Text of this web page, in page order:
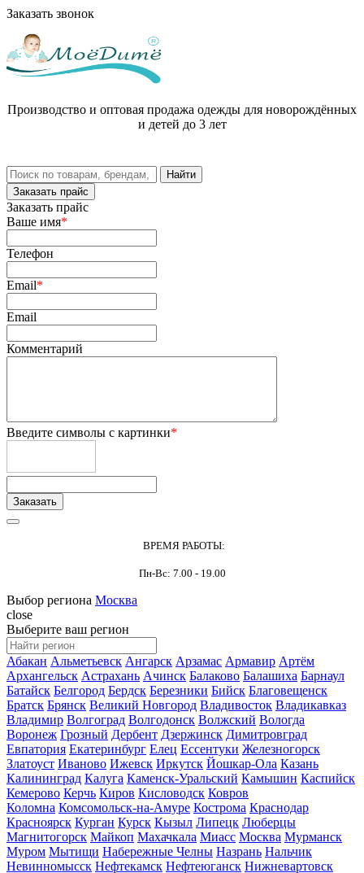
Заказать звонок
Производство и оптовая продажа одежды для новорождённых
и детей до 3 лет
Заказать прайс
Заказать прайс
Ваше имя*
Телефон
Email*
Email
Комментарий
Введите символы с картинки*
ВРЕМЯ РАБОТЫ:
Пн-Вс: 7.00 - 19.00
Выбор региона Москва
close
Выберите ваш регион
Абакан Альметьевск Ангарск Арзамас Армавир Артём
Архангельск Астрахань Ачинск Балаково Балашиха Барнаул
Батайск Белгород Бердск Березники Бийск Благовещенск
Братск Брянск Великий Новгород Владивосток Владикавказ
Владимир Волгоград Волгодонск Волжский Вологда
Воронеж Грозный Дербент Дзержинск Димитровград
Евпатория Екатеринбург Елец Ессентуки Железногорск
Златоуст Иваново Ижевск Иркутск Йошкар-Ола Казань
Калининград Калуга Каменск-Уральский Камышин Каспийск
Кемерово Керчь Киров Кисловодск Ковров
Коломна Комсомольск-на-Амуре Кострома Краснодар
Красноярск Курган Курск Кызыл Липецк Люберцы
Магнитогорск Майкоп Махачкала Миасс Москва Мурманск
Муром Мытищи Набережные Челны Назрань Нальчик
Невинномысск Нефтекамск Нефтеюганск Нижневартовск